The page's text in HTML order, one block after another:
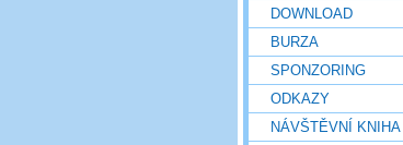
DOWNLOAD
BURZA
SPONZORING
ODKAZY
NÁVŠTĚVNÍ KNIHA